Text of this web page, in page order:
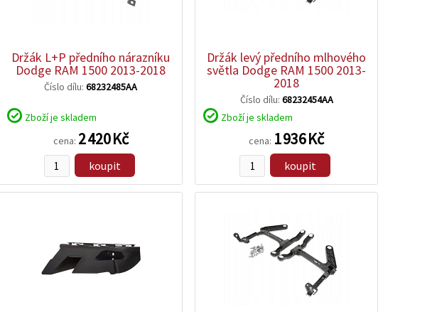
Držák L+P předního nárazníku
Dodge RAM 1500 2013-2018
cena: 2 420 Kč
Číslo dílu:68232485AA
koupit
Zboží je skladem
Držák levý předního mlhového
světla Dodge RAM 1500 2013-
2018
cena: 1 936 Kč
Číslo dílu: 68232454AA
koupit
Zboží je skladem